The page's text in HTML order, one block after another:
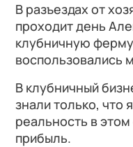
В разъездах от
проходит день
клубничную
воспользовались
В клубничный
знали только, что
реальность в
прибыль.